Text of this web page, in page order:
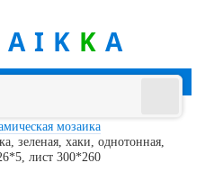
K A
мозаика
зеленая, хаки, однотонная,
лист 300*260